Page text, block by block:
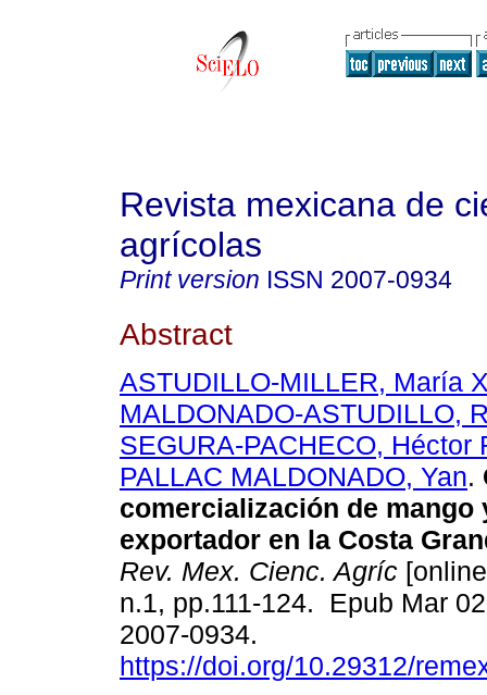
Revista mexicana de
agrícolas
Print version ISSN 2007-0934
Abstract
ASTUDILLO-MILLER, María
MALDONADO-ASTUDILLO,
SEGURA-PACHECO, Héctor
PALLAC MALDONADO, Yan.
comercialización de mango
exportador en la Costa
Rev. Mex. Cienc. Agríc
n.1, pp.111-124. Epub Mar
2007-0934.
https://doi.org/10.29312/